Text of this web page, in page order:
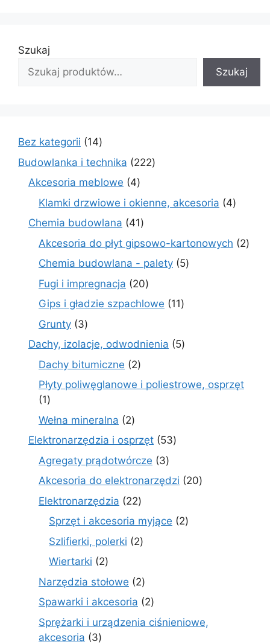
Szukaj
Szukaj
Bez kategorii 1414
produktów
Budowlanka i technika 222222
Akcesoria meblowe 44
produkty
Klamki drzwiowe i okienne, akcesoria 44
Chemia budowlana 4141
produktów
Akcesoria do płyt gipsowo-kartonowych 22
Chemia budowlana - palety 55
Fugi i impregnacja 2020
produktów
Gips i gładzie szpachlowe 1111
Grunty 33
produkty
Dachy, izolacje, odwodnienia 55
Dachy bitumiczne 22
produkty
Płyty poliwęglanowe i poliestrowe, osprzęt
11
produkt
Wełna mineralna 22
produkty
Elektronarzędzia i osprzęt 5353
Agregaty prądotwórcze 33
produkty
Akcesoria do elektronarzędzi 2020
Elektronarzędzia 2222
produkty
Sprzęt i akcesoria myjące 22
Szlifierki, polerki 22
Wiertarki 22
produkty
Narzędzia stołowe 22
produkty
Spawarki i akcesoria 22
produkty
Sprężarki i urządzenia ciśnieniowe,
akcesoria
33